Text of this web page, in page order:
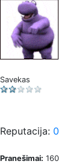
Savekas
Reputacija: 0
Pranešimai: 160